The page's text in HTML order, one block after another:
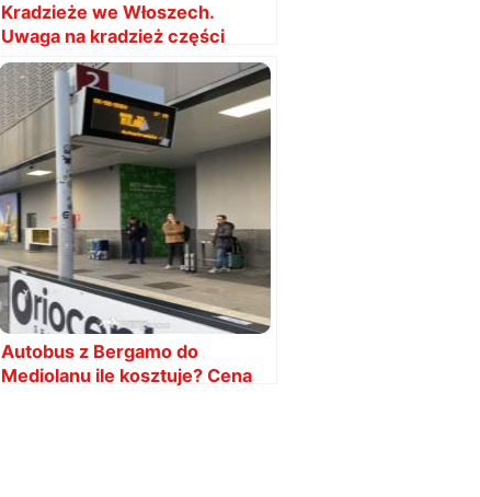
Kradzieże we Włoszech.
Uwaga na kradzież części
samochodowych
Autobus z Bergamo do
Mediolanu ile kosztuje? Cena